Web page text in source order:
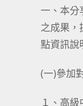
一、本分
之成果，
點資訊說
(一)參加
１、高